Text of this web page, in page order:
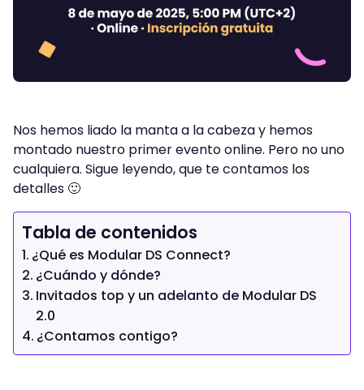
Nos hemos liado la manta a la cabeza y hemos
montado nuestro primer evento online. Pero no uno
cualquiera. Sigue leyendo, que te contamos los
detalles 🙂
Tabla de contenidos
¿Qué es Modular DS Connect?
¿Cuándo y dónde?
Invitados top y un adelanto de Modular DS
2.0
¿Contamos contigo?